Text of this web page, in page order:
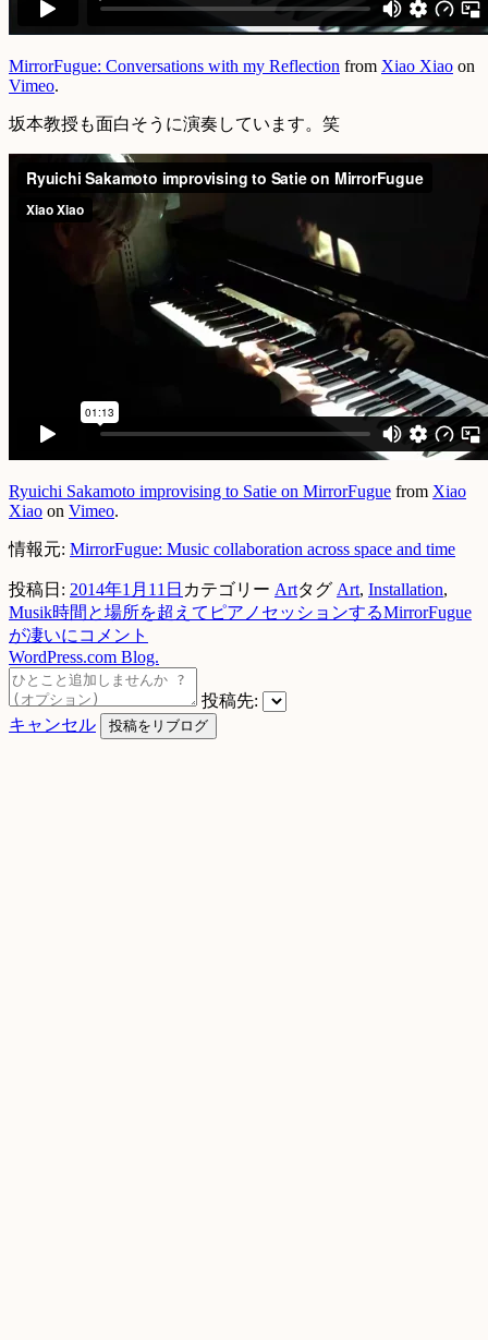
MirrorFugue: Conversations with my Reflection from Xiao Xiao on
Vimeo.
坂本教授も面白そうに演奏しています。笑
Ryuichi Sakamoto improvising to Satie on MirrorFugue from Xiao
Xiao on Vimeo.
情報元: MirrorFugue: Music collaboration across space and time
投稿日: 2014年1月11日 カテゴリー Artタグ Art, Installation,
Musik時間と場所を超えてピアノセッションするMirrorFugue
が凄いに コメント
WordPress.com Blog.
投稿先:
キャンセル